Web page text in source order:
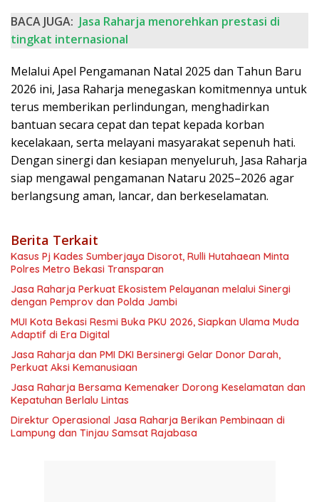
BACA JUGA: Jasa Raharja menorehkan prestasi di
tingkat internasional
Melalui Apel Pengamanan Natal 2025 dan Tahun Baru
2026 ini, Jasa Raharja menegaskan komitmennya untuk
terus memberikan perlindungan, menghadirkan
bantuan secara cepat dan tepat kepada korban
kecelakaan, serta melayani masyarakat sepenuh hati.
Dengan sinergi dan kesiapan menyeluruh, Jasa Raharja
siap mengawal pengamanan Nataru 2025–2026 agar
berlangsung aman, lancar, dan berkeselamatan.
Berita Terkait
Kasus Pj Kades Sumberjaya Disorot, Rulli Hutahaean Minta
Polres Metro Bekasi Transparan
Jasa Raharja Perkuat Ekosistem Pelayanan melalui Sinergi
dengan Pemprov dan Polda Jambi
MUI Kota Bekasi Resmi Buka PKU 2026, Siapkan Ulama Muda
Adaptif di Era Digital
Jasa Raharja dan PMI DKI Bersinergi Gelar Donor Darah,
Perkuat Aksi Kemanusiaan
Jasa Raharja Bersama Kemenaker Dorong Keselamatan dan
Kepatuhan Berlalu Lintas
Direktur Operasional Jasa Raharja Berikan Pembinaan di
Lampung dan Tinjau Samsat Rajabasa